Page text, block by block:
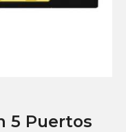
5 Puertos